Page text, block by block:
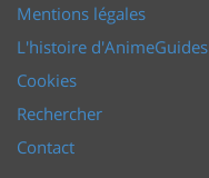
Mentions légales
L'histoire d'AnimeGuides
Cookies
Rechercher
Contact